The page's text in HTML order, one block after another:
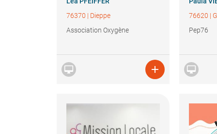
76370 | Dieppe
Association Oxygène
 
76620 |
Pep76
